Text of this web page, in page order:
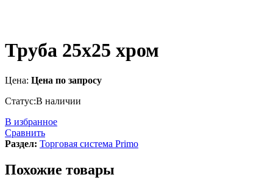
Труба 25х25 хром
Цена: Цена по запросу
Статус:В наличии
В избранное
Сравнить
Раздел: Торговая система Primo
Похожие товары